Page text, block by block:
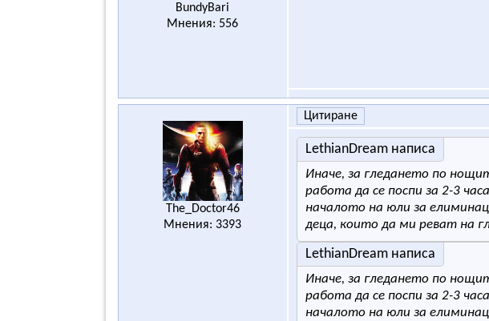
BundyBari
Мнения: 556
The_Doctor46
Мнения: 3393
Цитиране
LethianDream написа
Иначе, за гледането по
работа да се поспи за 2-3
началото на юли за
деца, които да ми реват на
LethianDream написа
Иначе, за гледането по
работа да се поспи за 2-3
началото на юли за